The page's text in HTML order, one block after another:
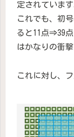
定されています
これでも、初
ると11点⇒39
はかなりの衝
これに対し、